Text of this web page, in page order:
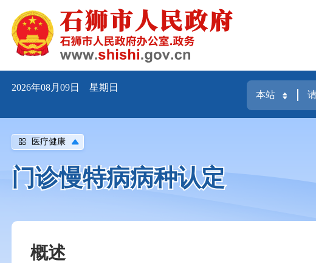
2026年08月09日 星期日
医疗健康
门诊慢特病病种认定
概述